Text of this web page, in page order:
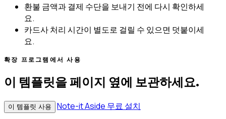
환불 금액과 결제 수단을 보내기 전에 다시 확인하세
요.
카드사 처리 시간이 별도로 걸릴 수 있으면 덧붙이세
요.
확장 프로그램에서 사용
이 템플릿을 페이지 옆에 보관하세요.
이 템플릿 사용 Note-it Aside 무료 설치